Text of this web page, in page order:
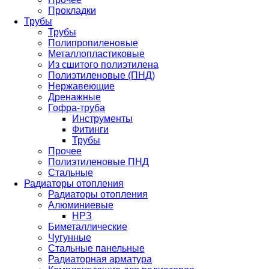
Прокладки
Трубы
Трубы
Полипропиленовые
Металлопластиковые
Из сшитого полиэтилена
Полиэтиленовые (ПНД)
Нержавеющие
Дренажные
Гофра-труба
Инструменты
Фитинги
Трубы
Прочее
Полиэтиленовые ПНД
Стальные
Радиаторы отопления
Радиаторы отопления
Алюминиевые
НРЗ
Биметаллические
Чугунные
Стальные панельные
Радиаторная арматура